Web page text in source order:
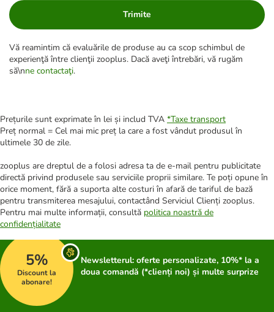
Trimite
Vă reamintim că evaluările de produse au ca scop schimbul de
experienţă între clienţii zooplus. Dacă aveţi întrebări, vă rugăm
să\nne contactaţi.
Prețurile sunt exprimate în lei și includ TVA *Taxe transport
Preț normal = Cel mai mic preț la care a fost vândut produsul în
ultimele 30 de zile.
zooplus are dreptul de a folosi adresa ta de e-mail pentru publicitate
directă privind produsele sau serviciile proprii similare. Te poți opune în
orice moment, fără a suporta alte costuri în afară de tariful de bază
pentru transmiterea mesajului, contactând Serviciul Clienți zooplus.
Pentru mai multe informații, consultă politica noastră de
confidențialitate
5%
Discount la
abonare!
Newsletterul: oferte personalizate, 10%* la a
doua comandă (*clienți noi) și multe surprize